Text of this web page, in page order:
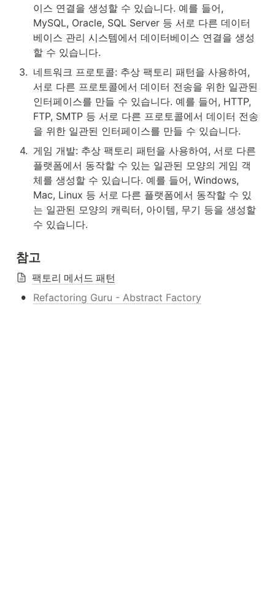
이스 연결을 생성할 수 있습니다. 예를 들어,
MySQL, Oracle, SQL Server 등 서로 다른 데이터
베이스 관리 시스템에서 데이터베이스 연결을 생성
할 수 있습니다.
3. 네트워크 프로토콜: 추상 팩토리 패턴을 사용하여,
서로 다른 프로토콜에서 데이터 전송을 위한 일관된
인터페이스를 만들 수 있습니다. 예를 들어, HTTP,
FTP, SMTP 등 서로 다른 프로토콜에서 데이터 전송
을 위한 일관된 인터페이스를 만들 수 있습니다.
4. 게임 개발: 추상 팩토리 패턴을 사용하여, 서로 다른
플랫폼에서 동작할 수 있는 일관된 모양의 게임 객
체를 생성할 수 있습니다. 예를 들어, Windows,
Mac, Linux 등 서로 다른 플랫폼에서 동작할 수 있
는 일관된 모양의 캐릭터, 아이템, 무기 등을 생성할
수 있습니다.
참고
팩토리 메서드 패턴
• Refactoring Guru - Abstract Factory